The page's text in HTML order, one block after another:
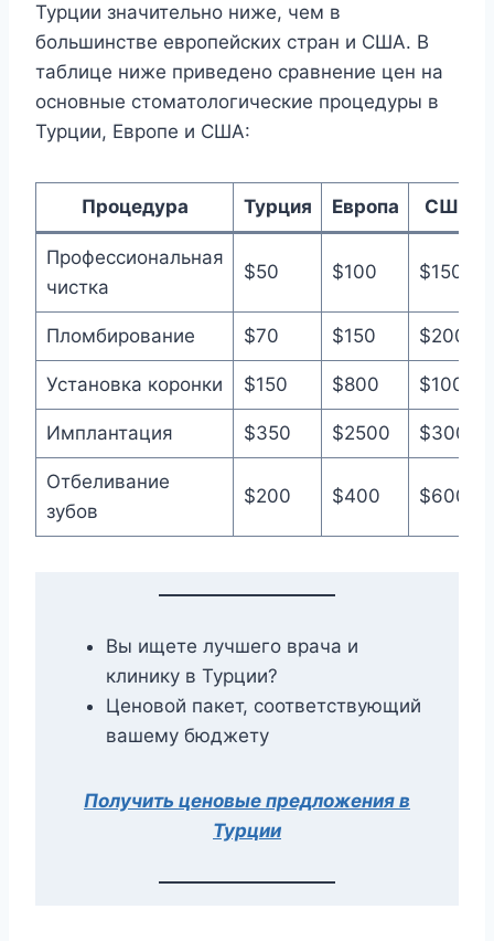
Турции значительно ниже, чем в
большинстве европейских стран и США. В
таблице ниже приведено сравнение цен на
основные стоматологические процедуры в
Турции, Европе и США:
Процедура Турция Европа США
Профессиональная
чистка
$50 $100 $150
Пломбирование $70 $150 $200
Установка коронки $150 $800 $1000
Имплантация $350 $2500 $3000
Отбеливание
зубов
$200 $400 $600
Вы ищете лучшего врача и
клинику в Турции?
Ценовой пакет, соответствующий
вашему бюджету
Получить ценовые предложения в
Турции